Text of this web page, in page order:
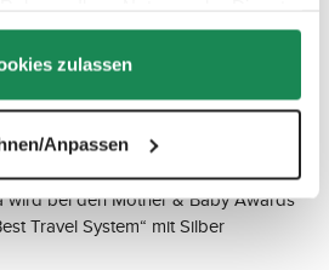
zulassen
Anpassen
gewinnen bei den Lovedbyparents
Awards, darunter Auszeichnungen
wird bei den Mother & Baby Awards
Travel System“ mit Silber